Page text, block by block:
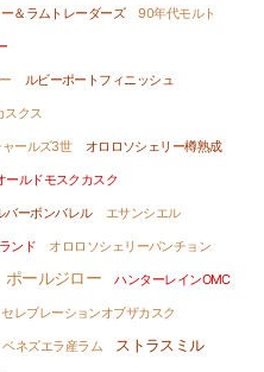
＆ラムトレーダーズ
90年代モルト
ルビーポートフィニッシュ
スクス
ールズ3世
オロロソシェリー樽熟成
ールドモスクカスク
バーボンバレル
エサンシエル
ンド
オロロソシェリーパンチョン
ポールジロー ハンターレインOMC
セレブレーションオブザカスク
ベネズエラ産ラム ストラスミル